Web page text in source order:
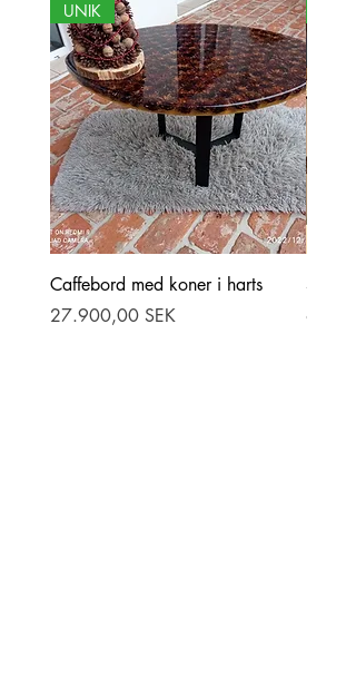
UNIK
Caffebord med koner i harts
Pris
27.900,00 SEK
Stor
Pris